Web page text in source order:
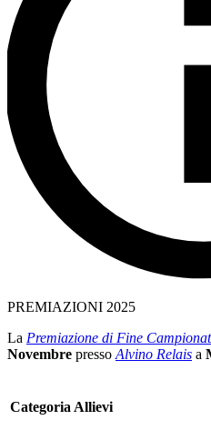
PREMIAZIONI 2025
La Premiazione di Fine
Novembre presso Alvino Relais a
Categoria Allievi